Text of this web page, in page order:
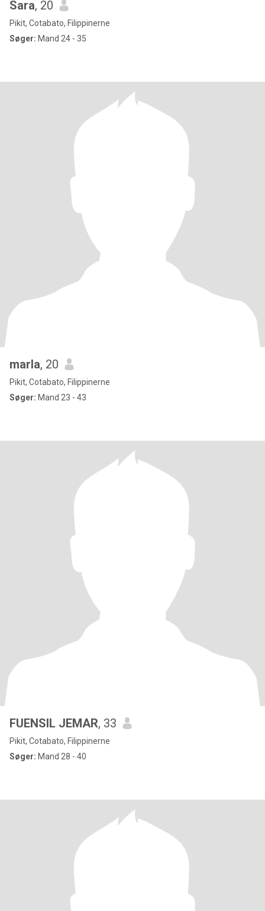
Sara, 20
Pikit, Cotabato, Filippinerne
Søger: Mand 24 - 35
marla, 20
Pikit, Cotabato, Filippinerne
Søger: Mand 23 - 43
FUENSIL JEMAR, 33
Pikit, Cotabato, Filippinerne
Søger: Mand 28 - 40